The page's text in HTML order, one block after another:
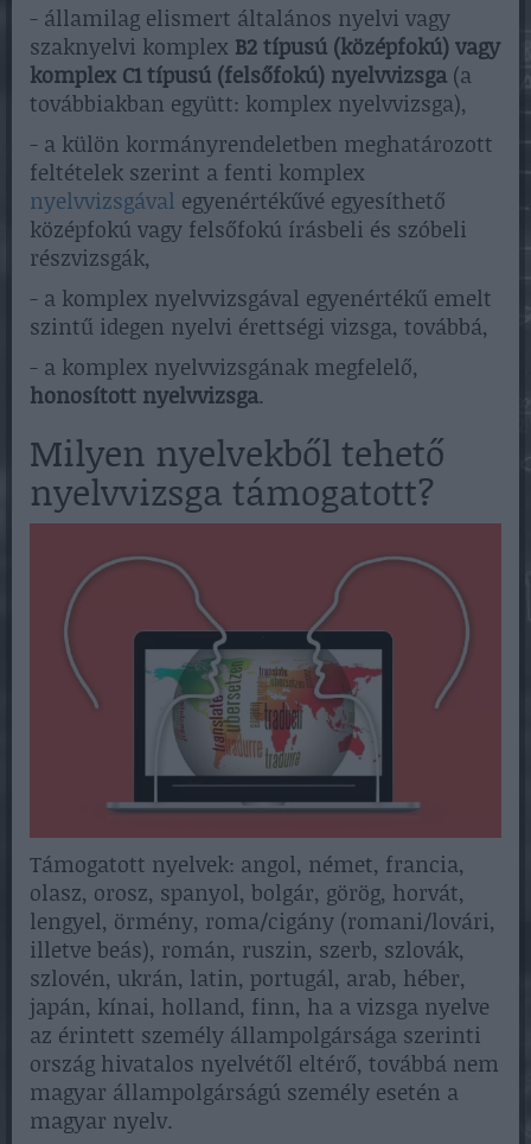
- államilag elismert általános nyelvi vagy
szaknyelvi komplex B2 típusú (középfokú) vagy
komplex C1 típusú (felsőfokú) nyelvvizsga (a
továbbiakban együtt: komplex nyelvvizsga),
- a külön kormányrendeletben meghatározott
feltételek szerint a fenti komplex
nyelvvizsgával egyenértékűvé egyesíthető
középfokú vagy felsőfokú írásbeli és szóbeli
részvizsgák,
- a komplex nyelvvizsgával egyenértékű emelt
szintű idegen nyelvi érettségi vizsga, továbbá,
- a komplex nyelvvizsgának megfelelő,
honosított nyelvvizsga.
Milyen nyelvekből tehető
nyelvvizsga támogatott?
Támogatott nyelvek: angol, német, francia,
olasz, orosz, spanyol, bolgár, görög, horvát,
lengyel, örmény, roma/cigány (romani/lovári,
illetve beás), román, ruszin, szerb, szlovák,
szlovén, ukrán, latin, portugál, arab, héber,
japán, kínai, holland, finn, ha a vizsga nyelve
az érintett személy állampolgársága szerinti
ország hivatalos nyelvétől eltérő, továbbá nem
magyar állampolgárságú személy esetén a
magyar nyelv.